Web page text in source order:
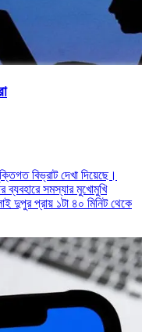
বিভ্রাট দেখা দিয়েছে।
সমস্যার মুখোমুখি
দুপুর প্রায় ১টা ৪০ মিনিট থেকে